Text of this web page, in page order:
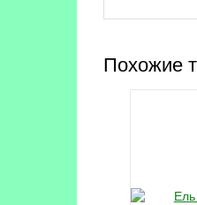
Похожие